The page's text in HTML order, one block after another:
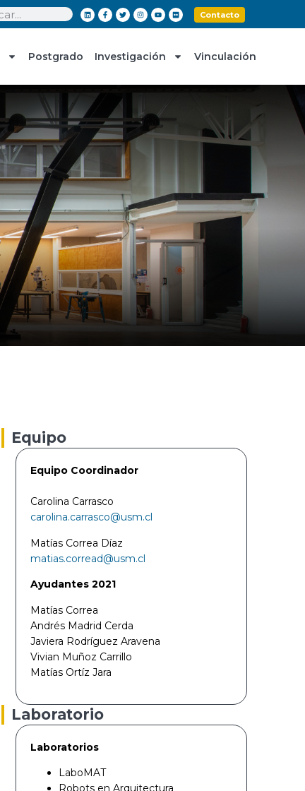
Contacto
Postgrado Investigación Vinculación
Equipo
Equipo Coordinador
Carolina Carrasco
carolina.carrasco@usm.cl
Matías Correa Díaz
matias.corread@usm.cl
Ayudantes 2021
Matías Correa
Andrés Madrid Cerda
Javiera Rodríguez Aravena
Vivian Muñoz Carrillo
Matías Ortíz Jara
Laboratorio
Laboratorios
LaboMAT
Robots en Arquitectura